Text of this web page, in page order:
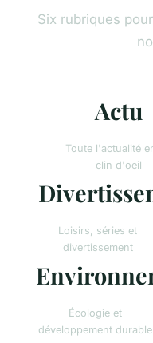
Six rubriques
Actu
Toute l'actualité
clin d'oeil
Loisirs, séries et
divertissement
Écologie et
développement durable